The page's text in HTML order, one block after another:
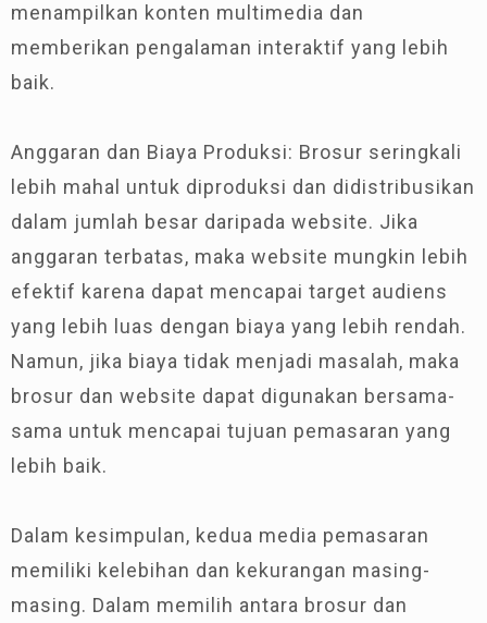
menampilkan konten multimedia dan
memberikan pengalaman interaktif yang lebih
baik.
Anggaran dan Biaya Produksi: Brosur seringkali
lebih mahal untuk diproduksi dan didistribusikan
dalam jumlah besar daripada website. Jika
anggaran terbatas, maka website mungkin lebih
efektif karena dapat mencapai target audiens
yang lebih luas dengan biaya yang lebih rendah.
Namun, jika biaya tidak menjadi masalah, maka
brosur dan website dapat digunakan bersama-
sama untuk mencapai tujuan pemasaran yang
lebih baik.
Dalam kesimpulan, kedua media pemasaran
memiliki kelebihan dan kekurangan masing-
masing. Dalam memilih antara brosur dan